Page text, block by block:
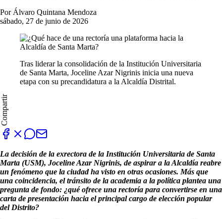
Por Álvaro Quintana Mendoza
sábado, 27 de junio de 2026
Tras liderar la consolidación de la Institución Universitaria
de Santa Marta, Joceline Azar Nigrinis inicia una nueva
etapa con su precandidatura a la Alcaldía Distrital.
Compartir
La decisión de la exrectora de la Institución Universitaria de Santa
Marta (USM), Joceline Azar Nigrinis, de aspirar a la Alcaldía reabre
un fenómeno que la ciudad ha visto en otras ocasiones. Más que
una coincidencia, el tránsito de la academia a la política plantea una
pregunta de fondo: ¿qué ofrece una rectoría para convertirse en una
carta de presentación hacia el principal cargo de elección popular
del Distrito?